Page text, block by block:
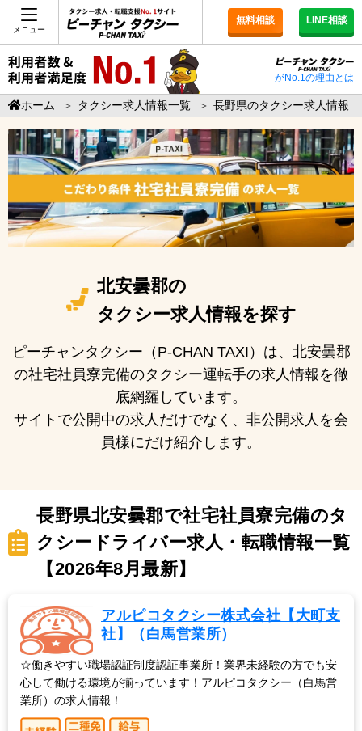
メニュー
無料相談 LINE相談
がNo.1の理由とは
ホーム ＞ タクシー求人情報一覧 ＞ 長野県のタクシー求人情報
北安曇郡の
タクシー求人情報を探す
ピーチャンタクシー（P-CHAN TAXI）は、北安曇郡
の社宅社員寮完備のタクシー運転手の求人情報を徹
底網羅しています。
サイトで公開中の求人だけでなく、非公開求人を会
員様にだけ紹介します。
長野県北安曇郡で社宅社員寮完備のタ
クシードライバー求人・転職情報一覧
【2026年8月最新】
アルピコタクシー株式会社【大町支
社】（白馬営業所）
☆働きやすい職場認証制度認証事業所！業界未経験の方でも安
心して働ける環境が揃っています！アルピコタクシー（白馬営
業所）の求人情報！